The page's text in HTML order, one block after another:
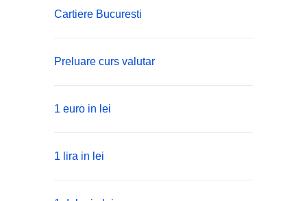
Cartiere Bucuresti
Preluare curs valutar
1 euro in lei
1 lira in lei